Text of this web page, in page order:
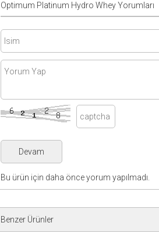
Optimum Platinum Hydro Whey Yorumları
Bu ürün için daha önce yorum yapılmadı.
Benzer Ürünler